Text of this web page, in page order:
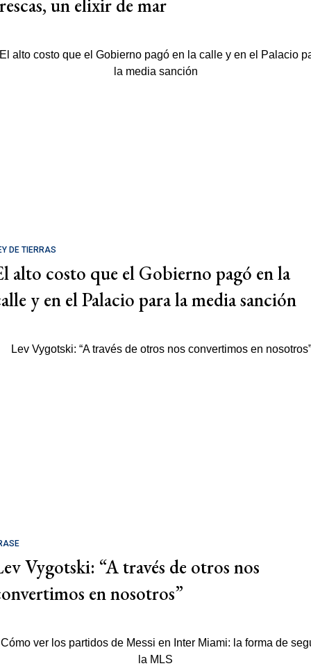
un elixir de mar
DE TIERRAS
alto costo que el Gobierno pagó en la
y en el Palacio para la media sanción
Vygotski: “A través de otros nos
en nosotros”